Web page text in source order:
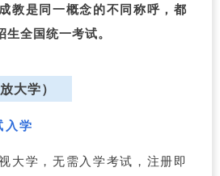
教是同一概念的不同称呼，都
全国统一考试。
大学）
入学
大学，无需入学考试，注册即